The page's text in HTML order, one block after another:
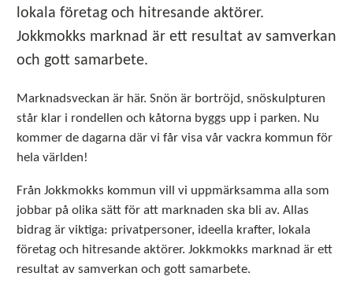
lokala företag och hitresande aktörer.
Jokkmokks marknad är ett resultat av samverkan
och gott samarbete.
Marknadsveckan är här. Snön är bortröjd, snöskulpturen
står klar i rondellen och kåtorna byggs upp i parken. Nu
kommer de dagarna där vi får visa vår vackra kommun för
hela världen!
Från Jokkmokks kommun vill vi uppmärksamma alla som
jobbar på olika sätt för att marknaden ska bli av. Allas
bidrag är viktiga: privatpersoner, ideella krafter, lokala
företag och hitresande aktörer. Jokkmokks marknad är ett
resultat av samverkan och gott samarbete.